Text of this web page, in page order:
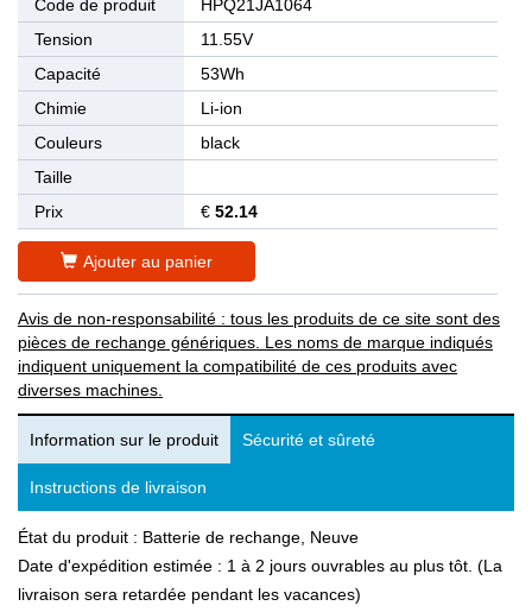
Code de produit
HPQ21JA1064
Tension
11.55V
Capacité
53Wh
Chimie
Li-ion
Couleurs
black
Taille
Prix
€ 52.14
Ajouter au panier
Avis de non-responsabilité : tous les produits de ce site sont des
pièces de rechange génériques. Les noms de marque indiqués
indiquent uniquement la compatibilité de ces produits avec
diverses machines.
Information sur le produit Sécurité et sûreté
Instructions de livraison
État du produit : Batterie de rechange, Neuve
Date d'expédition estimée : 1 à 2 jours ouvrables au plus tôt. (La
livraison sera retardée pendant les vacances)